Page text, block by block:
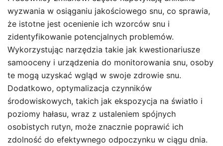
wyzwania w osiąganiu jakościowego snu, co sprawia,
że istotne jest ocenienie ich wzorców snu i
zidentyfikowanie potencjalnych problemów.
Wykorzystując narzędzia takie jak kwestionariusze
samooceny i urządzenia do monitorowania snu, osoby
te mogą uzyskać wgląd w swoje zdrowie snu.
Dodatkowo, optymalizacja czynników
środowiskowych, takich jak ekspozycja na światło i
poziomy hałasu, wraz z ustaleniem spójnych
osobistych rutyn, może znacznie poprawić ich
zdolność do efektywnego odpoczynku w ciągu dnia.